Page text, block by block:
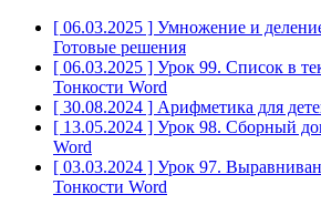
[ 06.03.2025 ] Умножение и
Готовые решения
[ 06.03.2025 ] Урок 99. Список в
Тонкости Word
[ 30.08.2024 ] Арифметика для
[ 13.05.2024 ] Урок 98. Сборный
Word
[ 03.03.2024 ] Урок 97.
Тонкости Word